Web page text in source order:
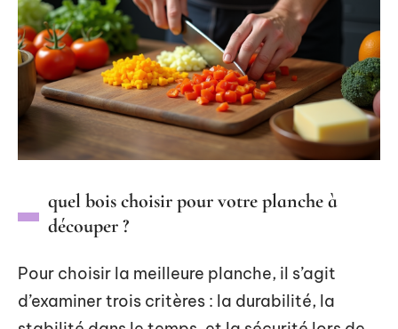
quel bois choisir pour votre planche à
découper ?
Pour choisir la meilleure planche, il s’agit
d’examiner trois critères : la durabilité, la